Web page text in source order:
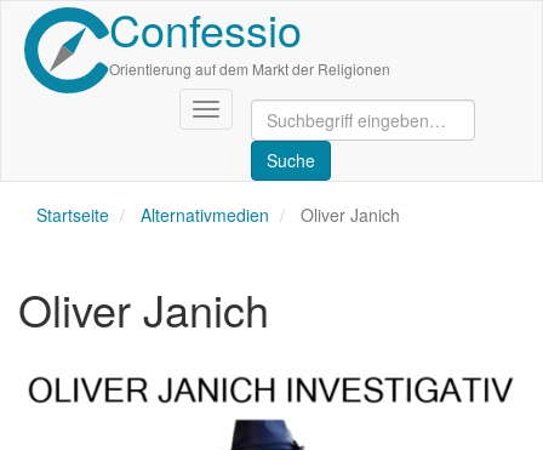
Direkt
zum
Inhalt
Confessio
Orientierung auf dem Markt der Religionen
Navigation
aktivieren/deaktivieren
Startseite Alternativmedien Oliver Janich
Oliver Janich